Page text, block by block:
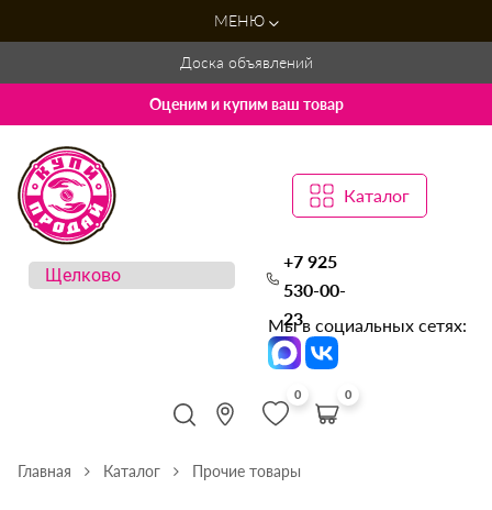
МЕНЮ
Доска объявлений
Оценим и купим ваш товар
Каталог
+7 925
530-00-
23
Мы в социальных сетях:
0 0
Главная Каталог Прочие товары